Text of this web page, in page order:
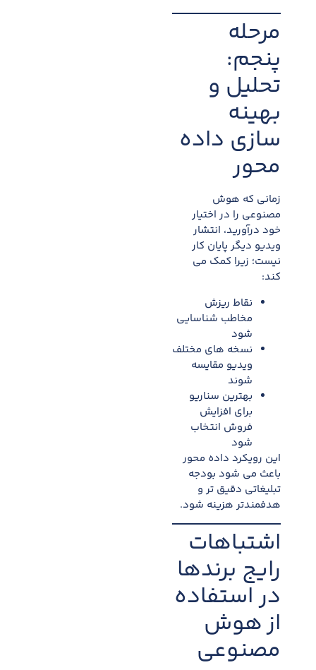
مرحله
پنجم:
تحلیل و
بهینه
سازی داده
محور
زمانی که هوش
مصنوعی را در اختیار
خود درآورید، انتشار
ویدیو دیگر پایان کار
نیست؛ زیرا کمک می
کند:
نقاط ریزش
مخاطب شناسایی
شود
نسخه های مختلف
ویدیو مقایسه
شوند
بهترین سناریو
برای افزایش
فروش انتخاب
شود
این رویکرد داده محور
باعث می شود بودجه
تبلیغاتی دقیق تر و
هدفمندتر هزینه شود.
اشتباهات
رایج برندها
در استفاده
از هوش
مصنوعی